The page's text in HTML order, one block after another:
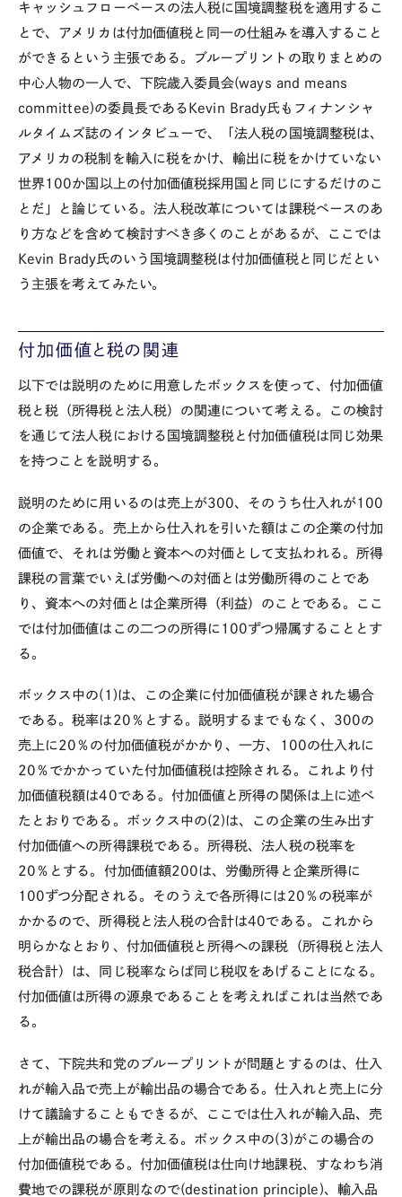
キャッシュフローベースの法人税に国境調整税を適用するこ
とで、アメリカは付加価値税と同一の仕組みを導入すること
ができるという主張である。ブループリントの取りまとめの
中心人物の一人で、下院歳入委員会(ways and means
committee)の委員長であるKevin Brady氏もフィナンシャ
ルタイムズ誌のインタビューで、「法人税の国境調整税は、
アメリカの税制を輸入に税をかけ、輸出に税をかけていない
世界100か国以上の付加価値税採用国と同じにするだけのこ
とだ」と論じている。法人税改革については課税ベースのあ
り方などを含めて検討すべき多くのことがあるが、ここでは
Kevin Brady氏のいう国境調整税は付加価値税と同じだとい
う主張を考えてみたい。
付加価値と税の関連
以下では説明のために用意したボックスを使って、付加価値
税と税（所得税と法人税）の関連について考える。この検討
を通じて法人税における国境調整税と付加価値税は同じ効果
を持つことを説明する。
説明のために用いるのは売上が300、そのうち仕入れが100
の企業である。売上から仕入れを引いた額はこの企業の付加
価値で、それは労働と資本への対価として支払われる。所得
課税の言葉でいえば労働への対価とは労働所得のことであ
り、資本への対価とは企業所得（利益）のことである。ここ
では付加価値はこの二つの所得に100ずつ帰属することとす
る。
ボックス中の(1)は、この企業に付加価値税が課された場合
である。税率は20％とする。説明するまでもなく、300の
売上に20％の付加価値税がかかり、一方、100の仕入れに
20％でかかっていた付加価値税は控除される。これより付
加価値税額は40である。付加価値と所得の関係は上に述べ
たとおりである。ボックス中の(2)は、この企業の生み出す
付加価値への所得課税である。所得税、法人税の税率を
20％とする。付加価値額200は、労働所得と企業所得に
100ずつ分配される。そのうえで各所得には20％の税率が
かかるので、所得税と法人税の合計は40である。これから
明らかなとおり、付加価値税と所得への課税（所得税と法人
税合計）は、同じ税率ならば同じ税収をあげることになる。
付加価値は所得の源泉であることを考えればこれは当然であ
る。
さて、下院共和党のブループリントが問題とするのは、仕入
れが輸入品で売上が輸出品の場合である。仕入れと売上に分
けて議論することもできるが、ここでは仕入れが輸入品、売
上が輸出品の場合を考える。ボックス中の(3)がこの場合の
付加価値税である。付加価値税は仕向け地課税、すなわち消
費地での課税が原則なので(destination principle)、輸入品